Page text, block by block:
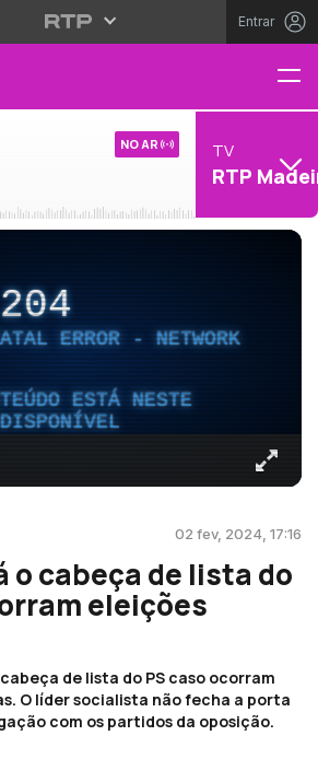
Entrar
NO AR TV
RTP
204
ERROR - NETWORK
ESTÁ NESTE
02 fev, 2024, 17:16
o cabeça de lista do
eleições
de lista do PS caso ocorram
O líder socialista não fecha a porta
com os partidos da oposição.